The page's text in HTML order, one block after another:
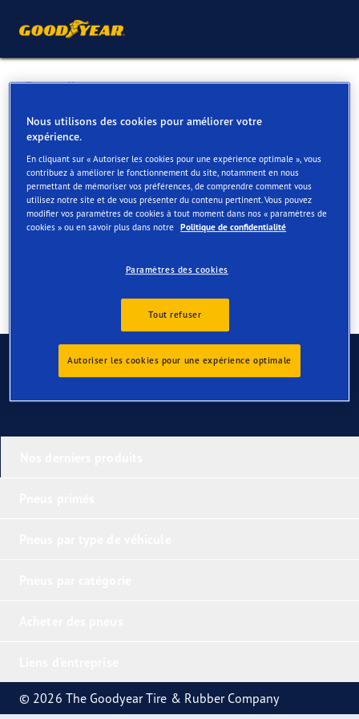
Retour liste
SNAB SOUTH
Services disponibles en ligne et en magasin
Contact Services
Contactez-nous
© 2026 The Goodyear Tire & Rubber Company
Nous utilisons des cookies pour améliorer votre
expérience.
En cliquant sur « Autoriser les cookies pour une expérience optimale », vous
contribuez à améliorer le fonctionnement du site, notamment en nous
permettant de mémoriser vos préférences, de comprendre comment vous
utilisez notre site et de vous présenter du contenu pertinent. Vous pouvez
modifier vos paramètres de cookies à tout moment dans nos « paramètres de
cookies » ou en savoir plus dans notre Politique de confidentialité
Paramètres des cookies
Tout refuser
Autoriser les cookies pour une expérience optimale